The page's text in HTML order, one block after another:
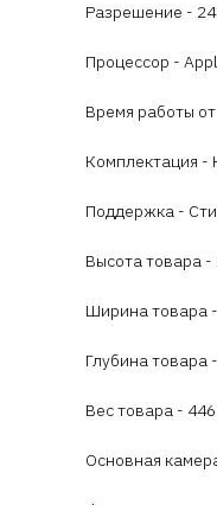
Разрешение -
Процессор -
Время работы
Комплектация -
Поддержка -
Высота товара -
Ширина товара
Глубина товара
Вес товара - 446
Основная